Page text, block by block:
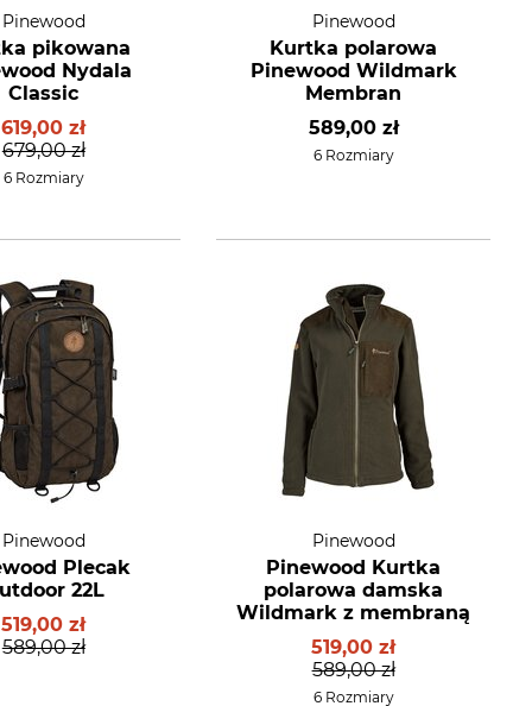
Pinewood
pikowana
Nydala
Classic
619,00 zł
679,00 zł
6 Rozmiary
Pinewood
Kurtka polarowa
Pinewood Wildmark
Membran
589,00 zł
6 Rozmiary
Pinewood
Plecak
22L
519,00 zł
589,00 zł
Pinewood
Pinewood Kurtka
polarowa damska
Wildmark z membraną
519,00 zł
589,00 zł
6 Rozmiary